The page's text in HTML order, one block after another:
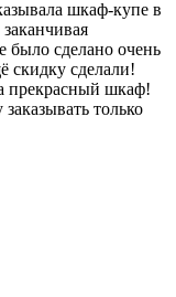
шкаф-купе в
сделано очень
скидку сделали!
прекрасный шкаф!
только